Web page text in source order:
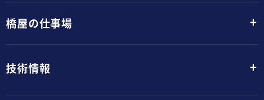
橋屋の仕事場 +
技術情報 +